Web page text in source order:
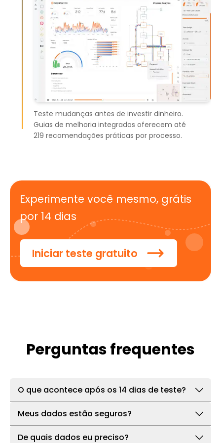
Teste mudanças antes de investir dinheiro.
Guias de melhoria integrados oferecem até
219 recomendações práticas por processo.
Experimente você mesmo, grátis
por 14 dias
Iniciar teste gratuito
Perguntas frequentes
O que acontece após os 14 dias de teste?
O acesso expira. Não haverá cobranças nem
necessidade de cartão registrado. Você pode
fazer o upgrade a qualquer momento para
Meus dados estão seguros?
Todos os dados são criptografados em trânsito
De quais dados eu preciso?